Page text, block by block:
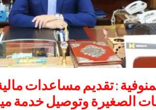
: تقديم مساعدات
الصغيرة وتوصيل خدمة